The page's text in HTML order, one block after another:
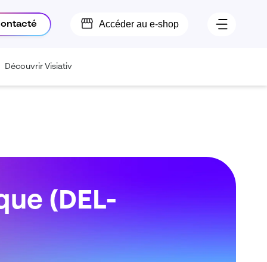
Accéder au e-shop
Découvrir Visiativ
(DEL-